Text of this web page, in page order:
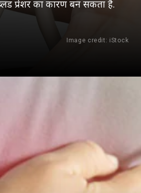
प्रेशर का कारण बन सकता है.
Image credit: iStock